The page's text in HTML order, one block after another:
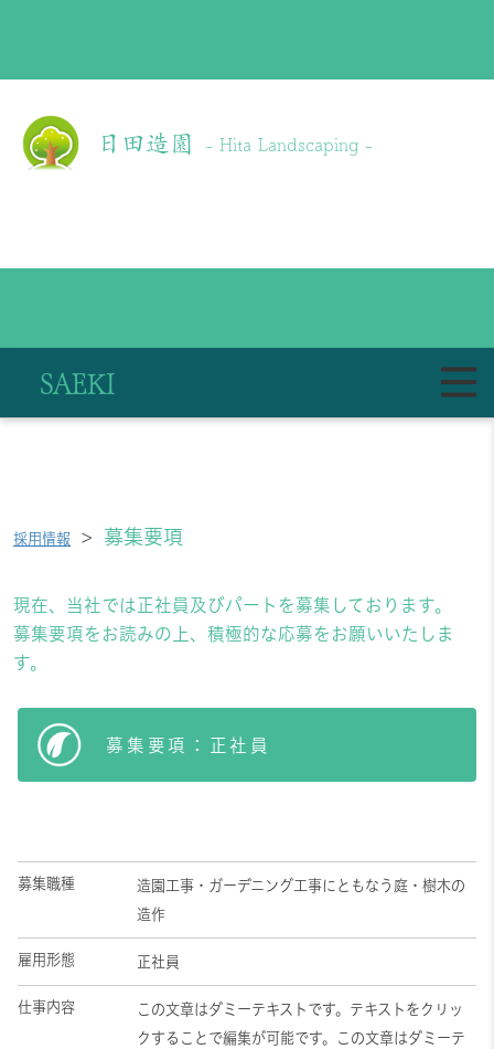
日田造園 - Hita Landscaping -
SAEKI
採用情報 > 募集要項
現在、当社では正社員及びパートを募集しております。
募集要項をお読みの上、積極的な応募をお願いいたしま
す。
募集要項：正社員
募集職種
造園工事・ガーデニング工事にともなう庭・樹木の
造作
雇用形態 正社員
仕事内容
この文章はダミーテキストです。テキストをクリッ
クすることで編集が可能です。この文章はダミーテ